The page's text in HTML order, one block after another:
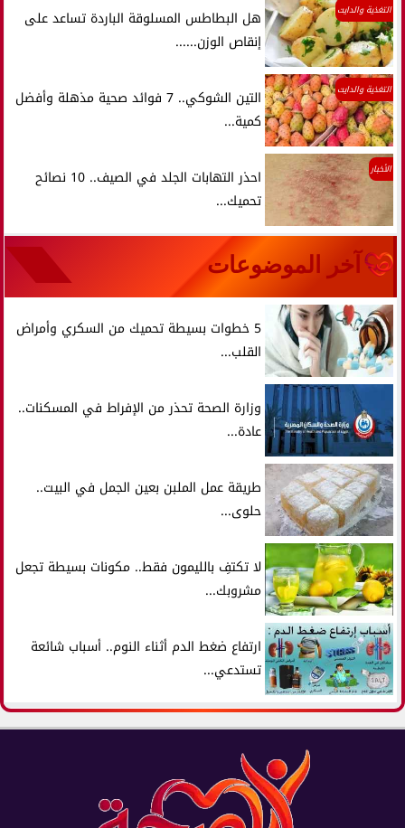
التغذية والدايت
هل البطاطس المسلوقة الباردة تساعد على
إنقاص الوزن......
التغذية والدايت
التين الشوكي.. 7 فوائد صحية مذهلة وأفضل
كمية...
الأخبار
احذر التهابات الجلد في الصيف.. 10 نصائح
تحميك...
آخر الموضوعات
5 خطوات بسيطة تحميك من السكري وأمراض
القلب...
وزارة الصحة تحذر من الإفراط في المسكنات..
عادة...
طريقة عمل الملبن بعين الجمل في البيت..
حلوى...
لا تكتفِ بالليمون فقط.. مكونات بسيطة تجعل
مشروبك...
ارتفاع ضغط الدم أثناء النوم.. أسباب شائعة
تستدعي...